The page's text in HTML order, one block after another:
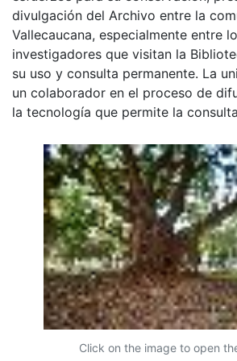
divulgación del Archivo entre la
Vallecaucana, especialmente entre
investigadores que visitan la
su uso y consulta permanente. La
un colaborador en el proceso de
la tecnología que permite la
Click on the image to open